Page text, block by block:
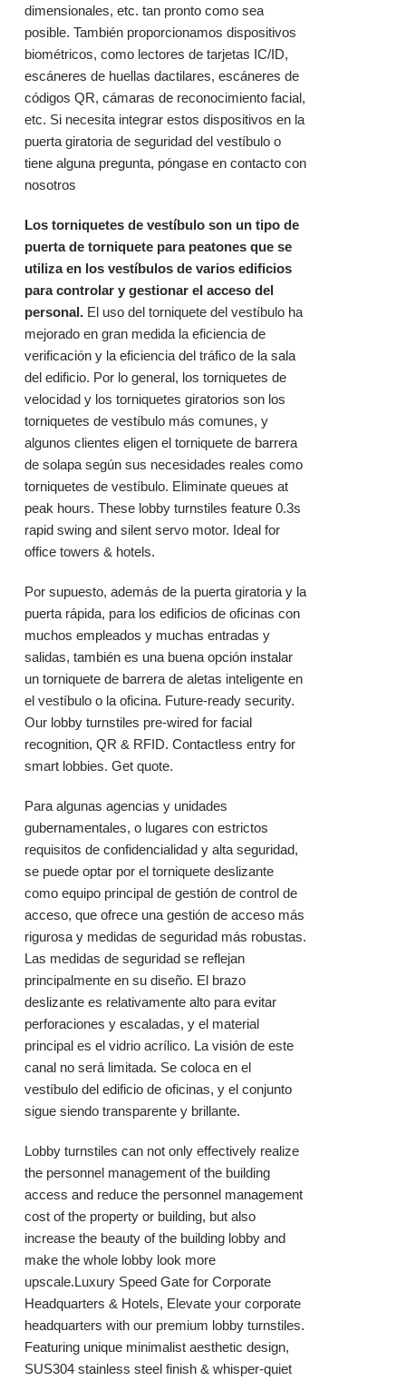
dimensionales, etc. tan pronto como sea
posible. También proporcionamos dispositivos
biométricos, como lectores de tarjetas IC/ID,
escáneres de huellas dactilares, escáneres de
códigos QR, cámaras de reconocimiento facial,
etc. Si necesita integrar estos dispositivos en la
puerta giratoria de seguridad del vestíbulo o
tiene alguna pregunta, póngase en contacto con
nosotros
Los torniquetes de vestíbulo son un tipo de
puerta de torniquete para peatones que se
utiliza en los vestíbulos de varios edificios
para controlar y gestionar el acceso del
personal. El uso del torniquete del vestíbulo ha
mejorado en gran medida la eficiencia de
verificación y la eficiencia del tráfico de la sala
del edificio. Por lo general, los torniquetes de
velocidad y los torniquetes giratorios son los
torniquetes de vestíbulo más comunes, y
algunos clientes eligen el torniquete de barrera
de solapa según sus necesidades reales como
torniquetes de vestíbulo. Eliminate queues at
peak hours. These lobby turnstiles feature 0.3s
rapid swing and silent servo motor. Ideal for
office towers & hotels.
Por supuesto, además de la puerta giratoria y la
puerta rápida, para los edificios de oficinas con
muchos empleados y muchas entradas y
salidas, también es una buena opción instalar
un torniquete de barrera de aletas inteligente en
el vestíbulo o la oficina. Future‑ready security.
Our lobby turnstiles pre‑wired for facial
recognition, QR & RFID. Contactless entry for
smart lobbies. Get quote.
Para algunas agencias y unidades
gubernamentales, o lugares con estrictos
requisitos de confidencialidad y alta seguridad,
se puede optar por el torniquete deslizante
como equipo principal de gestión de control de
acceso, que ofrece una gestión de acceso más
rigurosa y medidas de seguridad más robustas.
Las medidas de seguridad se reflejan
principalmente en su diseño. El brazo
deslizante es relativamente alto para evitar
perforaciones y escaladas, y el material
principal es el vidrio acrílico. La visión de este
canal no será limitada. Se coloca en el
vestíbulo del edificio de oficinas, y el conjunto
sigue siendo transparente y brillante.
Lobby turnstiles can not only effectively realize
the personnel management of the building
access and reduce the personnel management
cost of the property or building, but also
increase the beauty of the building lobby and
make the whole lobby look more
upscale.Luxury Speed Gate for Corporate
Headquarters & Hotels, Elevate your corporate
headquarters with our premium lobby turnstiles.
Featuring unique minimalist aesthetic design,
SUS304 stainless steel finish & whisper-quiet